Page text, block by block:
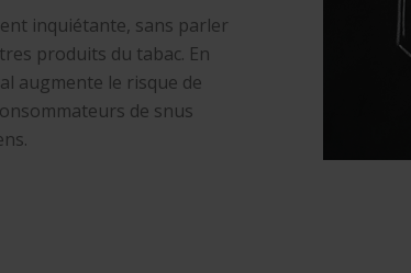
inquiétante, sans parler
produits du tabac. En
augmente le risque de
de snus